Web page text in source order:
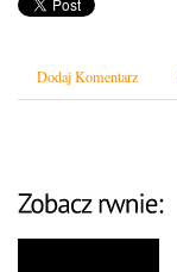
Dodaj Komentarz